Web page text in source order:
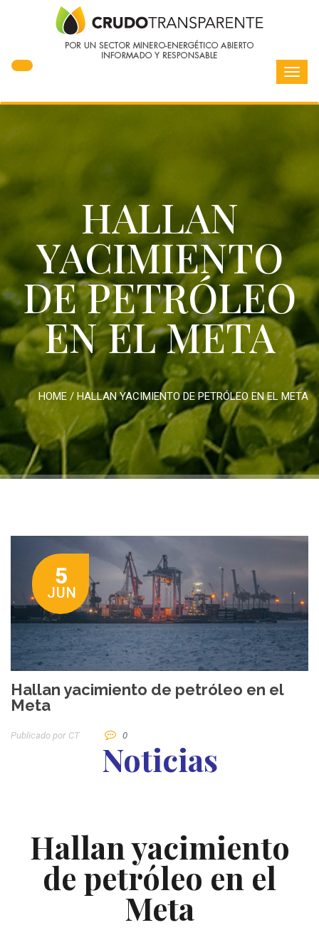
HALLAN
YACIMIENTO
DE PETRÓLEO
EN EL META
HOME / HALLAN YACIMIENTO DE PETRÓLEO EN EL META
5
JUN
Hallan yacimiento de petróleo en el
Meta
Publicado por CT 0
Noticias
Hallan yacimiento
de petróleo en el
Meta